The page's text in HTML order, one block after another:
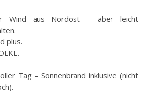
Wind aus Nordost – aber leicht
plus.
Tag – Sonnenbrand inklusive (nicht